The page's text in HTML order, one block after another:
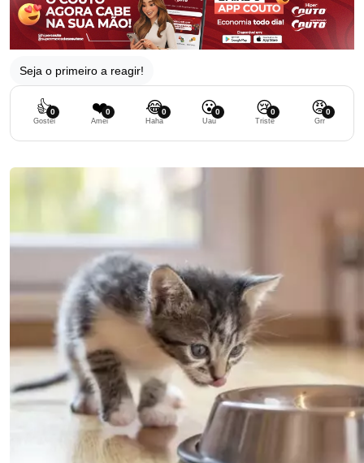
Seja o primeiro a reagir!
👍0
Gostei
❤️0
Amei
😂0
Haha
😮0
Uau
😢0
Triste
😡0
Grr